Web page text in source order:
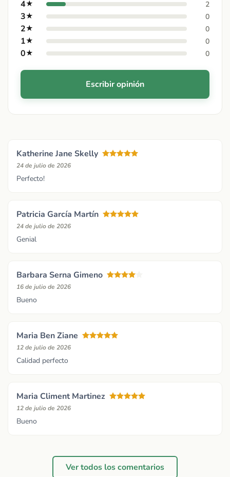
4★ 2
3★ 0
2★ 0
1★ 0
0★ 0
Escribir opinión
Katherine Jane Skelly
24 de julio de 2026
Perfecto!
Patricia García Martín
24 de julio de 2026
Genial
Barbara Serna Gimeno
16 de julio de 2026
Bueno
Maria Ben Ziane
12 de julio de 2026
Calidad perfecto
Maria Climent Martinez
12 de julio de 2026
Bueno
Ver todos los comentarios